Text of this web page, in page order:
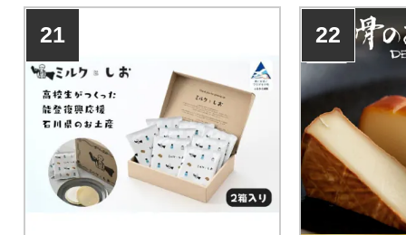
21 22